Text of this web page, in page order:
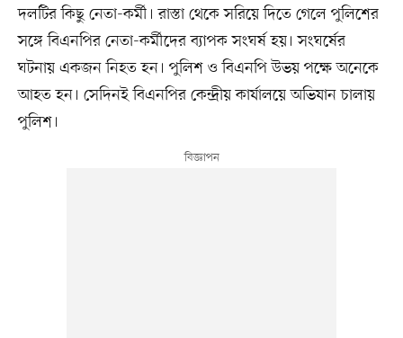
দলটির কিছু নেতা-কর্মী। রাস্তা থেকে সরিয়ে দিতে গেলে পুলিশের
সঙ্গে বিএনপির নেতা-কর্মীদের ব্যাপক সংঘর্ষ হয়। সংঘর্ষের
ঘটনায় একজন নিহত হন। পুলিশ ও বিএনপি উভয় পক্ষে অনেকে
আহত হন। সেদিনই বিএনপির কেন্দ্রীয় কার্যালয়ে অভিযান চালায়
পুলিশ।